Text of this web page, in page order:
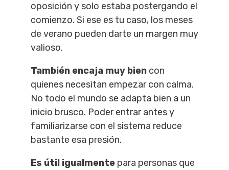
oposición y solo estaba postergando el
comienzo. Si ese es tu caso, los meses
de verano pueden darte un margen muy
valioso.
También encaja muy bien con
quienes necesitan empezar con calma.
No todo el mundo se adapta bien a un
inicio brusco. Poder entrar antes y
familiarizarse con el sistema reduce
bastante esa presión.
Es útil igualmente para personas que